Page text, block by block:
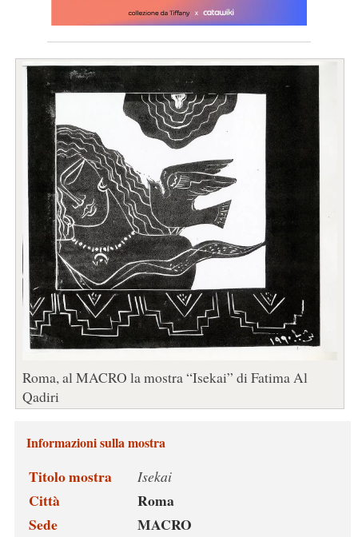
Roma, al MACRO la mostra “Isekai” di Fatima Al
Qadiri
Informazioni sulla mostra
Titolo mostra Isekai
Città
Roma
Sede
MACRO